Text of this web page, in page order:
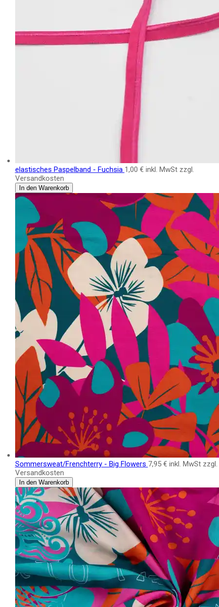
elastisches Paspelband - Fuchsia 1,00 € inkl. MwSt zzgl.
Versandkosten
In den Warenkorb
Sommersweat/Frenchterry - Big Flowers 7,95 € inkl. MwSt zzgl.
Versandkosten
In den Warenkorb